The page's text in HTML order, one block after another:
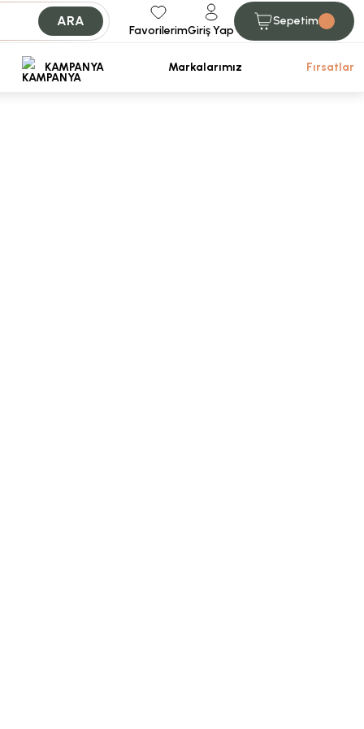
ARA
FavorilerimGiriş Yap
Sepetim
KAMPANYA Markalarımız Fırsatlar